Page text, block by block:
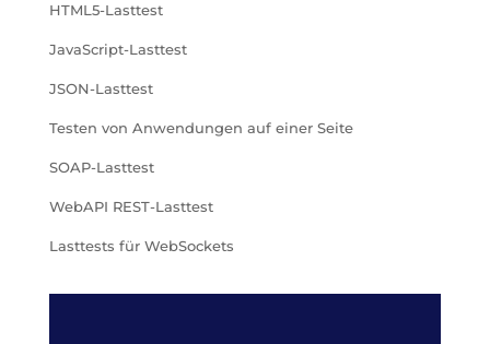
HTML5-Lasttest
JavaScript-Lasttest
JSON-Lasttest
Testen von Anwendungen auf einer Seite
SOAP-Lasttest
WebAPI REST-Lasttest
Lasttests für WebSockets